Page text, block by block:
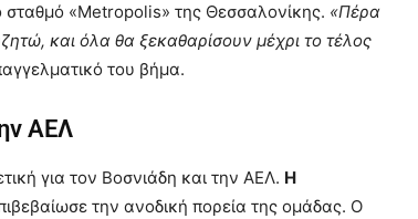
«Metropolis» της Θεσσαλονίκης. «Πέρα
και όλα θα ξεκαθαρίσουν μέχρι το τέλος
του βήμα.
ΑΕΛ
για τον Βοσνιάδη και την ΑΕΛ. Η
την ανοδική πορεία της ομάδας. Ο